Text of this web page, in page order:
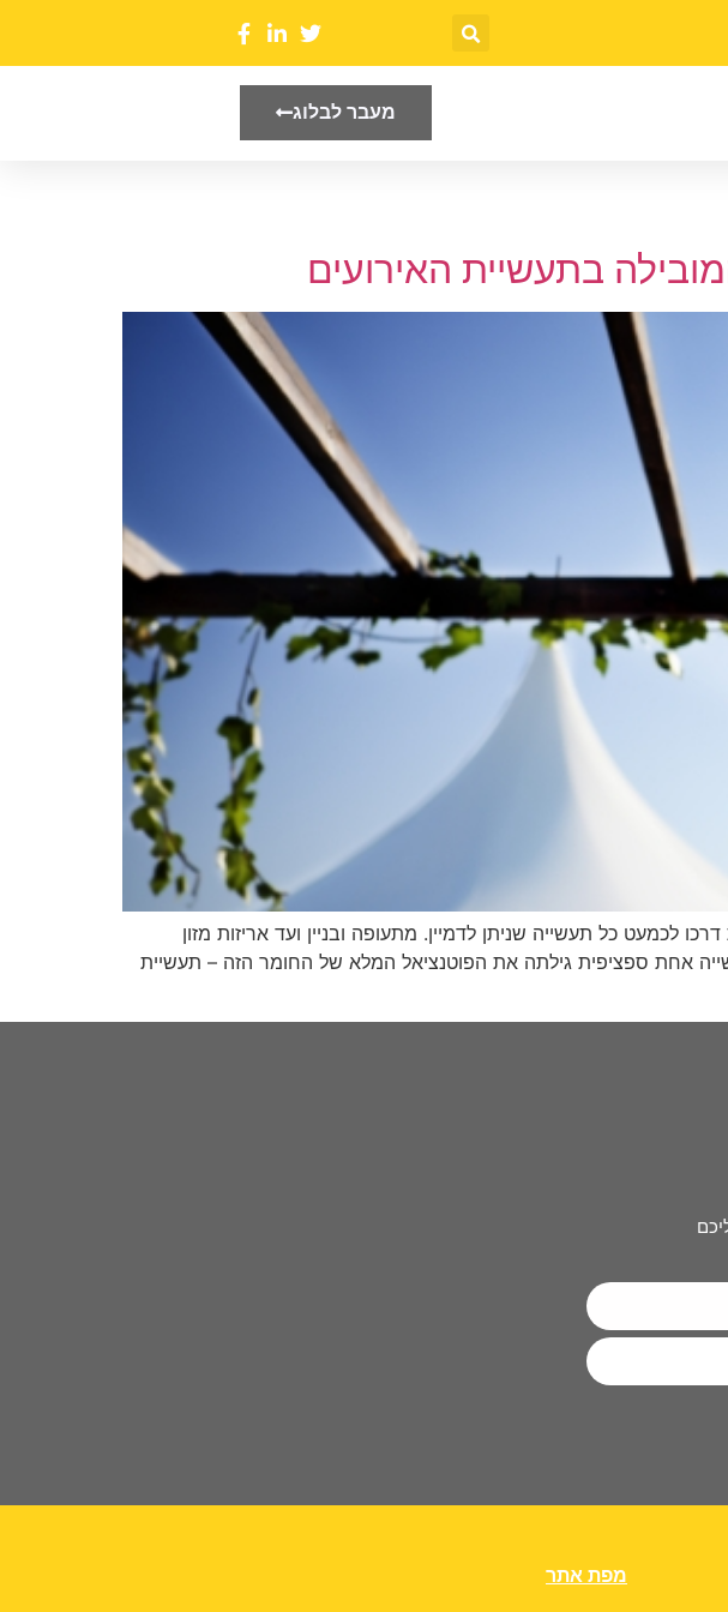
מעבר לבלוג
בתעשיית האירועים
לכמעט כל תעשייה שניתן לדמיין. מתעופה ובניין ועד אריזות מזון
אחת ספציפית גילתה את הפוטנציאל המלא של החומר הזה – תעשיית
מפת אתר